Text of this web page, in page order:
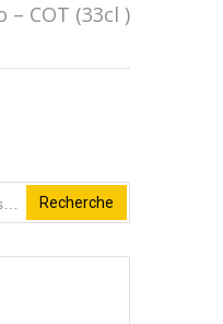
COT (33cl )
Recherche